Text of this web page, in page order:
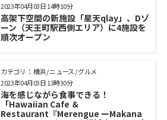
高架下空間の新施設「星天qlay」、Dゾ
ーン（天王町駅西側エリア）に4施設を
順次オープン
2023年04月03日 14時10分
カテゴリ： 横浜 / ニュース / グルメ
海を感じながら食事できる！
「Hawaiian Cafe ＆
Restaurant『Merengue ーMakana
2023年04月03日 13時30分